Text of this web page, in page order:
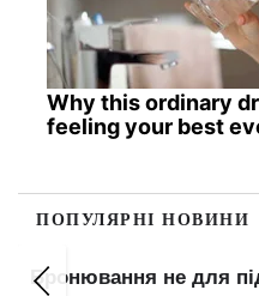
Why this ordinary
feeling your best
ПОПУЛЯРНІ НОВИНИ
Бронювання не для